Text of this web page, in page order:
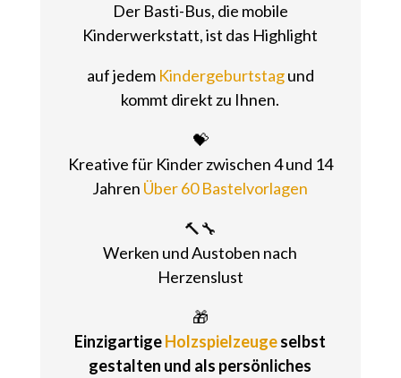
Der Basti-Bus, die mobile
Kinderwerkstatt, ist das Highlight
auf jedem Kindergeburtstagund
kommt direkt zu Ihnen.
💝
Kreative für Kinder zwischen 4 und 14
Jahren Über 60 Bastelvorlagen
🔨🔧
Werken und Austoben nach
Herzenslust
🎁
EinzigartigeHolzspielzeugeselbst
gestalten und als persönliches